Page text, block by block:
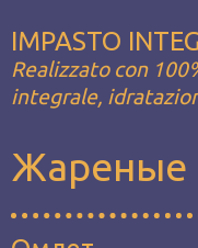
IMPASTO
Realizzato con
integrale,
Жареные